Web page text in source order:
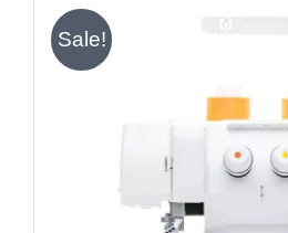
Sale!
IN DEN WARENKORB